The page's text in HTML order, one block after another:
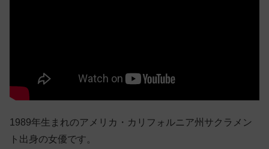
1989年生まれのアメリカ・カリフォルニア州サクラメン
ト出身の女優です。